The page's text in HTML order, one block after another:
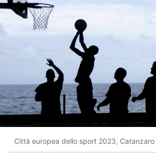
Città europea dello sport 2023,